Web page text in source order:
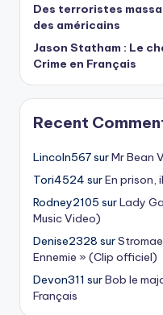
Des terroristes
des américains
Jason Statham : Le
Crime en Français
Recent
Lincoln567surMr Bean
Tori4524 surEn prison,
Rodney2105 surLady
Music Video)
Denise2328 sur
Ennemie » (Clip officiel)
Devon311 surBob le
Français